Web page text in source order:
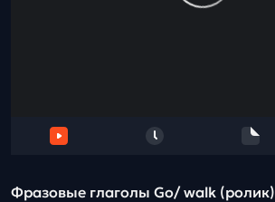
Фразовые глаголы Go/ walk (ролик)